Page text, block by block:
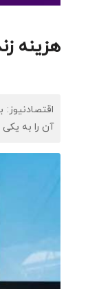
هزینه زندگی در ۲۰ اقتصاد برتر
آن را به